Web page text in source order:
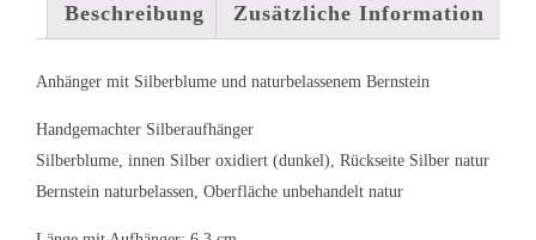
Beschreibung Zusätzliche Information
Anhänger mit Silberblume und naturbelassenem Bernstein
Handgemachter Silberaufhänger
Silberblume, innen Silber oxidiert (dunkel), Rückseite Silber natur
Bernstein naturbelassen, Oberfläche unbehandelt natur